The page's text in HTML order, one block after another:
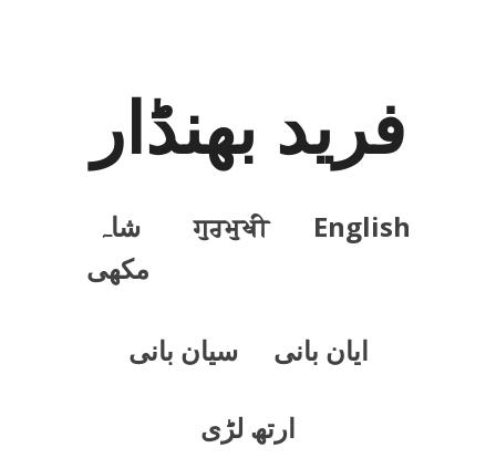
فرید بھنڈار
English
ਗੁਰਮੁਖੀ
شاہ
مکھی
ايان بانی سيان بانی
ارتھ لڑی